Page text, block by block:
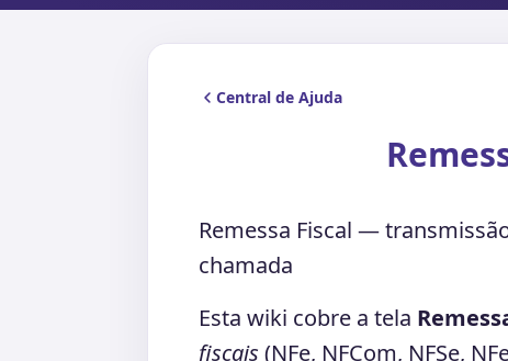
Central de Ajuda
Remessa Fiscal —
chamada
Esta wiki cobre a tela
fiscais (NFe, NFCom, NFSe,